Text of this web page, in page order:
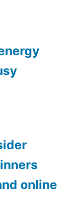
online